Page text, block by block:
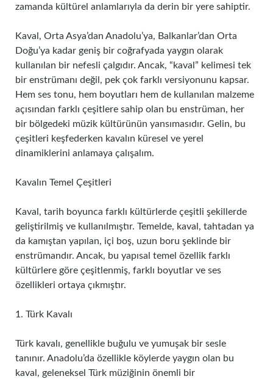
zamanda kültürel anlamlarıyla da derin bir yere sahiptir.
Kaval, Orta Asya’dan Anadolu’ya, Balkanlar’dan Orta
Doğu’ya kadar geniş bir coğrafyada yaygın olarak
kullanılan bir nefesli çalgıdır. Ancak, “kaval” kelimesi tek
bir enstrümanı değil, pek çok farklı versiyonunu kapsar.
Hem ses tonu, hem boyutları hem de kullanılan malzeme
açısından farklı çeşitlere sahip olan bu enstrüman, her
bir bölgedeki müzik kültürünün yansımasıdır. Gelin, bu
çeşitleri keşfederken kavalın küresel ve yerel
dinamiklerini anlamaya çalışalım.
Kavalın Temel Çeşitleri
Kaval, tarih boyunca farklı kültürlerde çeşitli şekillerde
geliştirilmiş ve kullanılmıştır. Temelde, kaval, tahtadan ya
da kamıştan yapılan, içi boş, uzun boru şeklinde bir
enstrümandır. Ancak, bu yapısal temel özellik farklı
kültürlere göre çeşitlenmiş, farklı boyutlar ve ses
özellikleri ortaya çıkmıştır.
1. Türk Kavalı
Türk kavalı, genellikle buğulu ve yumuşak bir sesle
tanınır. Anadolu’da özellikle köylerde yaygın olan bu
kaval, geleneksel Türk müziğinin önemli bir